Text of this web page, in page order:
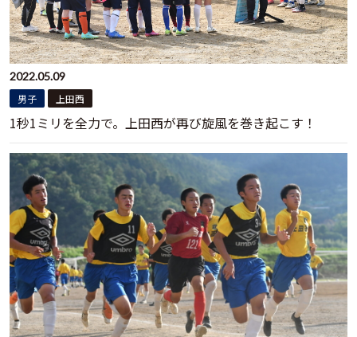
2022.05.09
男子
上田西
1秒1ミリを全力で。上田西が再び旋風を巻き起こす！